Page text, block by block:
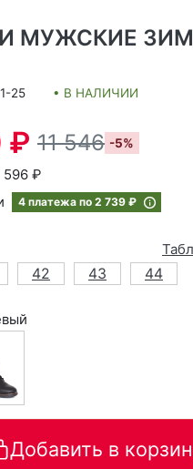
МУЖСКИЕ
25 • В НАЛИЧИИ
₽ 11 546 -5%
596 ₽
4 платежа по 2 739 ₽
42 43 44
Добавить в